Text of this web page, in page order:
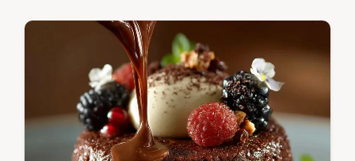
Découvrez notre recette de mousse au
chocolat aérienne riche en saveur mais
incroyablement légère Un dessert chocolat
classique revisité pour toutes les…